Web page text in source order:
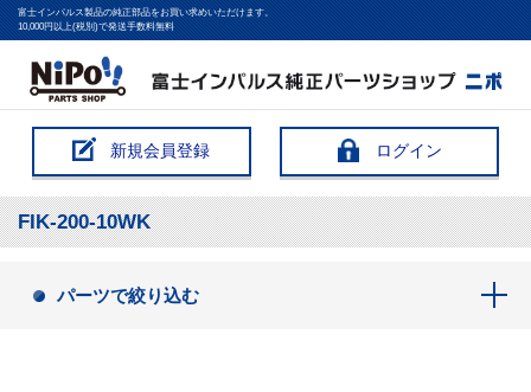
富士インパルス製品の純正部品をお買い求めいただけます。
10,000円以上(税別)で発送手数料無料
新規会員登録 ログイン
FIK-200-10WK
パーツで絞り込む